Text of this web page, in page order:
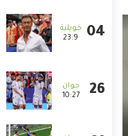
23:9
10:27